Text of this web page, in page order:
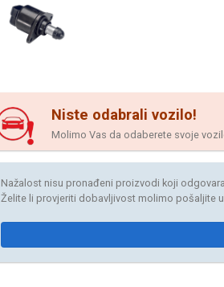
Niste odabrali vozilo!
Molimo Vas da odaberete svoje
Nažalost nisu pronađeni proizvodi koji
Želite li provjeriti dobavljivost molimo pošaljite